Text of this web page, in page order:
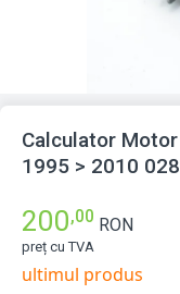
Calculator Motor
1995 > 2010
200,00 RON
preț cu TVA
ultimul produs